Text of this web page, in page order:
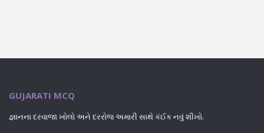
GUJARATI MCQ
જ્ઞાનના દરવાજા ખોલો અને દરરોજ અમારી સાથે કંઈક નવું શીખો.